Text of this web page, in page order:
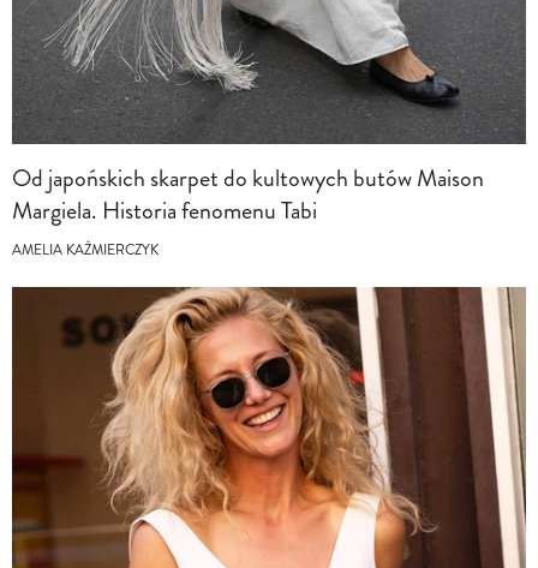
Od japońskich skarpet do kultowych butów Maison
Margiela. Historia fenomenu Tabi
AMELIA KAŹMIERCZYK